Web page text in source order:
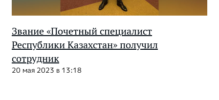
Звание «Почетный специалист
Республики Казахстан» получил
сотрудник
20 мая 2023 в 13:18